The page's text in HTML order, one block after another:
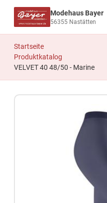
Modehaus Bayer
56355 Nastätten
Startseite
Produktkatalog
VELVET 40 48/50 - Marine